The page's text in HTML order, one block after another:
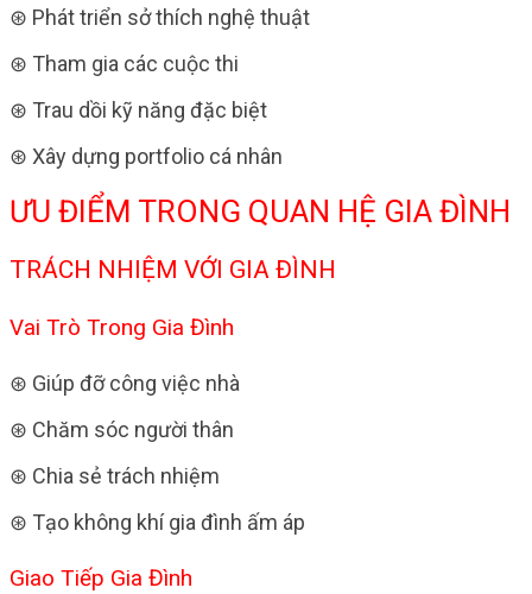
⊛ Phát triển sở thích nghệ thuật
⊛ Tham gia các cuộc thi
⊛ Trau dồi kỹ năng đặc biệt
⊛ Xây dựng portfolio cá nhân
ƯU ĐIỂM TRONG QUAN HỆ GIA ĐÌNH
TRÁCH NHIỆM VỚI GIA ĐÌNH
Vai Trò Trong Gia Đình
⊛ Giúp đỡ công việc nhà
⊛ Chăm sóc người thân
⊛ Chia sẻ trách nhiệm
⊛ Tạo không khí gia đình ấm áp
Giao Tiếp Gia Đình